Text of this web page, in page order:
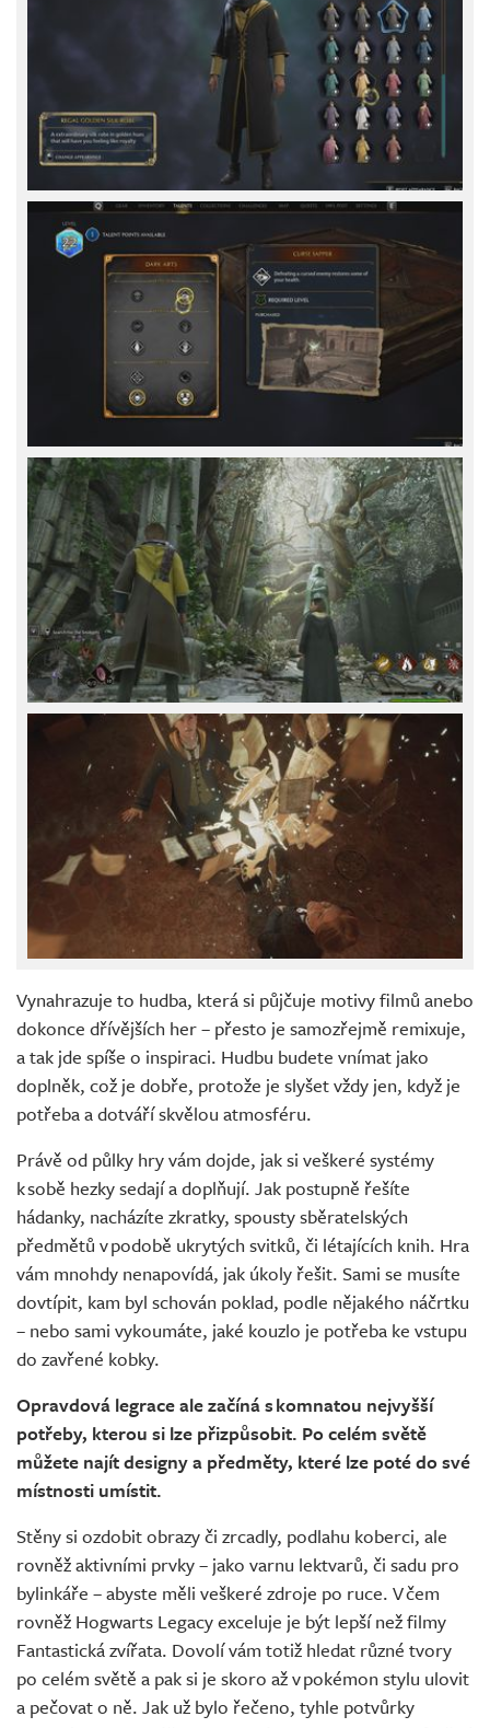
Vynahrazuje to hudba, která si půjčuje motivy filmů anebo
dokonce dřívějších her – přesto je samozřejmě remixuje,
a tak jde spíše o inspiraci. Hudbu budete vnímat jako
doplněk, což je dobře, protože je slyšet vždy jen, když je
potřeba a dotváří skvělou atmosféru.
Právě od půlky hry vám dojde, jak si veškeré systémy
k sobě hezky sedají a doplňují. Jak postupně řešíte
hádanky, nacházíte zkratky, spousty sběratelských
předmětů v podobě ukrytých svitků, či létajících knih. Hra
vám mnohdy nenapovídá, jak úkoly řešit. Sami se musíte
dovtípit, kam byl schován poklad, podle nějakého náčrtku
– nebo sami vykoumáte, jaké kouzlo je potřeba ke vstupu
do zavřené kobky.
Opravdová legrace ale začíná s komnatou nejvyšší
potřeby, kterou si lze přizpůsobit. Po celém světě
můžete najít designy a předměty, které lze poté do své
místnosti umístit.
Stěny si ozdobit obrazy či zrcadly, podlahu koberci, ale
rovněž aktivními prvky – jako varnu lektvarů, či sadu pro
bylinkáře – abyste měli veškeré zdroje po ruce. V čem
rovněž Hogwarts Legacy exceluje je být lepší než filmy
Fantastická zvířata. Dovolí vám totiž hledat různé tvory
po celém světě a pak si je skoro až v pokémon stylu ulovit
a pečovat o ně. Jak už bylo řečeno, tyhle potvůrky